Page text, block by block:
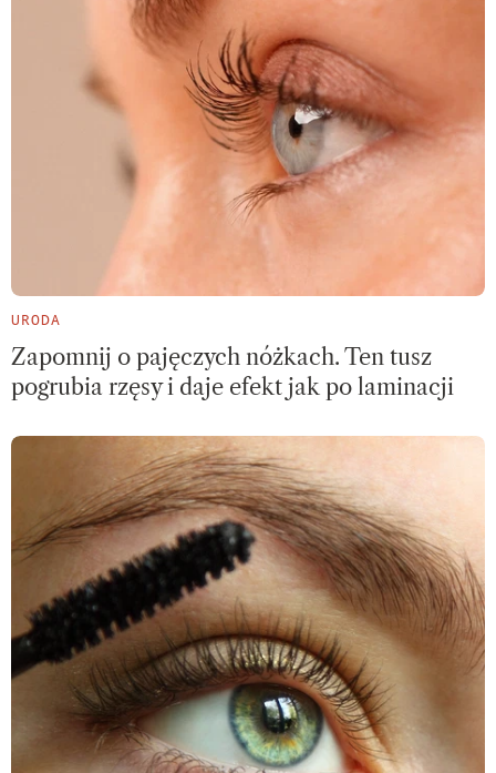
URODA
Zapomnij o pajęczych nóżkach. Ten tusz
pogrubia rzęsy i daje efekt jak po laminacji